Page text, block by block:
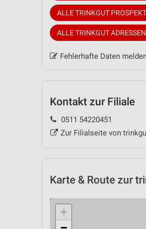
ALLE TRINKGUT
ALLE TRINKGUT
Fehlerhafte Daten
Kontakt zur Filiale
0511 54220451
Zur Filialseite von
Karte & Route zur
+